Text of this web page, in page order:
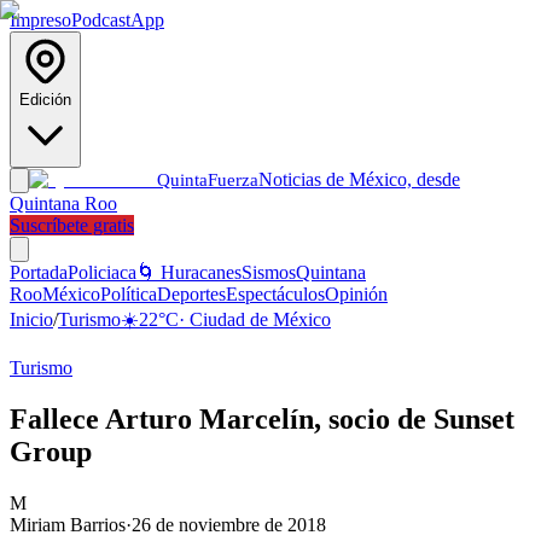
ImpresoPodcastApp
Edición
QuintaFuerzaNoticias de México, desde
Quintana Roo
Suscríbete gratis
PortadaPoliciaca 🌀 HuracanesSismosQuintana
RooMéxicoPolíticaDeportesEspectáculosOpinión
Inicio/Turismo☀️22°C· Ciudad de México
Turismo
Fallece Arturo Marcelín, socio de Sunset
Group
M
Miriam Barrios·26 de noviembre de 2018